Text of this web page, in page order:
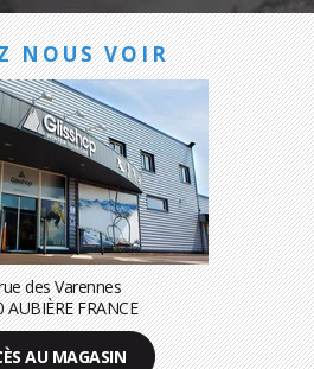
NOUS VOIR
des Varennes
AUBIÈRE FRANCE
AU MAGASIN